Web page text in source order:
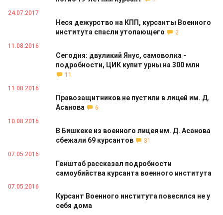
24.07.2017
Неся дежурство на КПП, курсанты Военного
института спасли утопающего
2
11.08.2016
Сегодня: двуликий Янус, самоволка -
подробности, ЦИК купит урны на 300 млн
11
11.08.2016
Правозащитников не пустили в лицей им. Д.
Асанова
6
10.08.2016
В Бишкеке из военного лицея им. Д. Асанова
сбежали 69 курсантов
31
07.05.2016
Генштаб рассказал подробности
самоубийства курсанта военного института
07.05.2016
Курсант Военного института повесился не у
себя дома